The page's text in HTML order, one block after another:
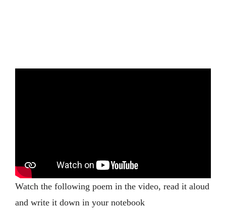
Watch the following poem in the video, read it aloud
and write it down in your notebook